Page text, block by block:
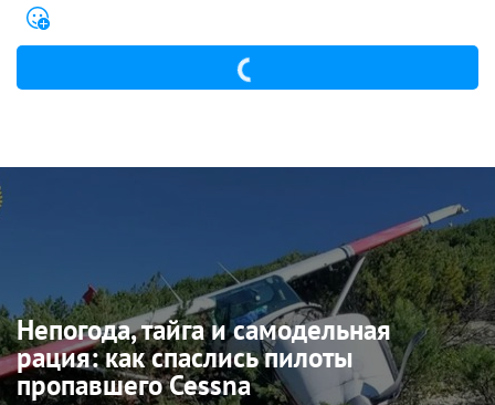
Непогода, тайга и самодельная
рация: как спаслись пилоты
пропавшего Cessna